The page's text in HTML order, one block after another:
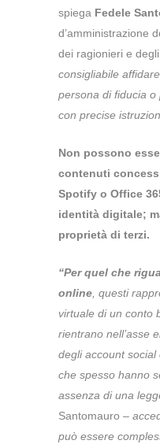
spiega Fedele
d’amministrazione
dei ragionieri e
consigliabile
persona di fiducia
con precise
Non possono
contenuti
Spotify o Office
identità digitale;
proprietà di terzi.
“Per quel che
online , questi
virtuale di un conto
rientrano nell’asse
degli account social
che spesso hanno
assenza di una
Santomauro –
può essere